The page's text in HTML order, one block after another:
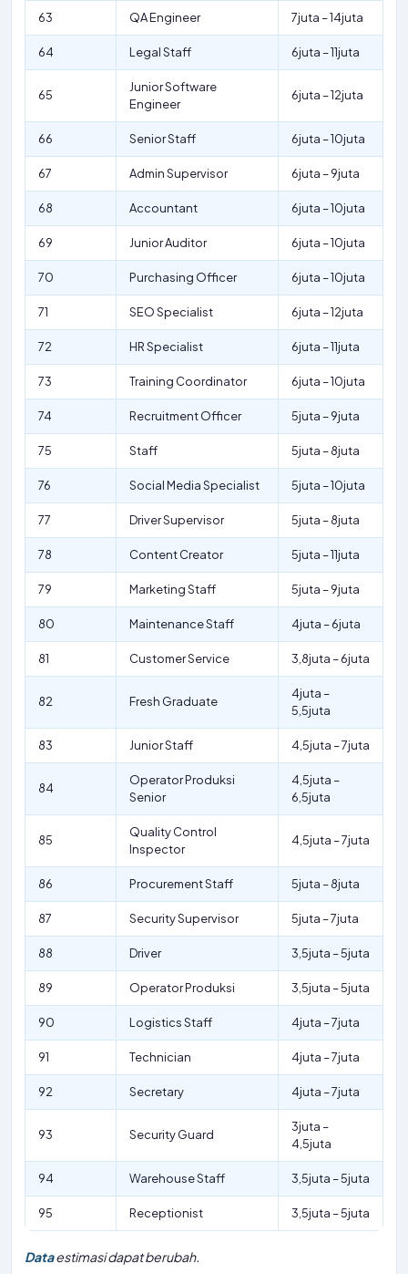
63 QA Engineer 7juta – 14juta
64 Legal Staff 6juta – 11juta
65
Junior Software
Engineer
6juta – 12juta
66 Senior Staff 6juta – 10juta
67 Admin Supervisor 6juta – 9juta
68 Accountant 6juta – 10juta
69 Junior Auditor 6juta – 10juta
70 Purchasing Officer 6juta – 10juta
71 SEO Specialist 6juta – 12juta
72 HR Specialist 6juta – 11juta
73 Training Coordinator 6juta – 10juta
74 Recruitment Officer 5juta – 9juta
75 Staff 5juta – 8juta
76 Social Media Specialist 5juta – 10juta
77 Driver Supervisor 5juta – 8juta
78 Content Creator 5juta – 11juta
79 Marketing Staff 5juta – 9juta
80 Maintenance Staff 4juta – 6juta
81 Customer Service 3,8juta – 6juta
82 Fresh Graduate
4juta –
5,5juta
83 Junior Staff 4,5juta – 7juta
84
Operator Produksi
Senior
4,5juta –
6,5juta
85
Quality Control
Inspector
4,5juta – 7juta
86 Procurement Staff 5juta – 8juta
87 Security Supervisor 5juta – 7juta
88 Driver 3,5juta – 5juta
89 Operator Produksi 3,5juta – 5juta
90 Logistics Staff 4juta – 7juta
91 Technician 4juta – 7juta
92 Secretary 4juta – 7juta
93 Security Guard
3juta –
4,5juta
94 Warehouse Staff 3,5juta – 5juta
95 Receptionist 3,5juta – 5juta
Dataestimasi dapat berubah.